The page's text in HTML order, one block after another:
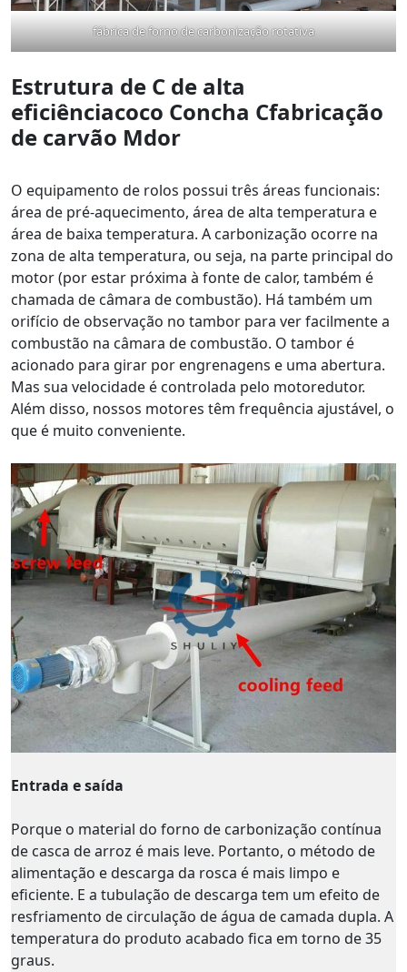
fábrica de forno de carbonização rotativa
Estrutura de C de alta
eficiênciacoco Concha Cfabricação
de carvão Mdor
O equipamento de rolos possui três áreas funcionais:
área de pré-aquecimento, área de alta temperatura e
área de baixa temperatura. A carbonização ocorre na
zona de alta temperatura, ou seja, na parte principal do
motor (por estar próxima à fonte de calor, também é
chamada de câmara de combustão). Há também um
orifício de observação no tambor para ver facilmente a
combustão na câmara de combustão. O tambor é
acionado para girar por engrenagens e uma abertura.
Mas sua velocidade é controlada pelo motoredutor.
Além disso, nossos motores têm frequência ajustável, o
que é muito conveniente.
Entrada e saída
Porque o material do forno de carbonização contínua
de casca de arroz é mais leve. Portanto, o método de
alimentação e descarga da rosca é mais limpo e
eficiente. E a tubulação de descarga tem um efeito de
resfriamento de circulação de água de camada dupla. A
temperatura do produto acabado fica em torno de 35
graus.